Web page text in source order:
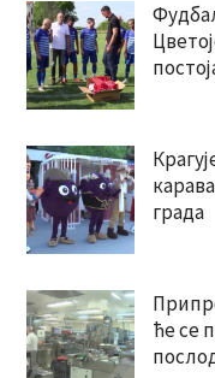
града
ће се